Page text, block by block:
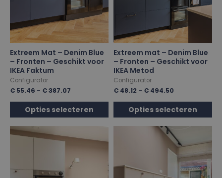
Extreem Mat – Denim Blue
– Fronten – Geschikt voor
IKEA Faktum
Configurator
€ 55.46 - €387.07
Opties selecteren
Extreem mat – Denim Blue
– Fronten – Geschikt voor
IKEA Metod
Configurator
€ 48.12 - € 494.50
Opties selecteren